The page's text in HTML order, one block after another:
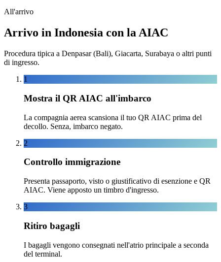
All'arrivo
Arrivo in Indonesia con la AIAC
Procedura tipica a Denpasar (Bali), Giacarta, Surabaya o altri punti
di ingresso.
1
Mostra il QR AIAC all'imbarco
La compagnia aerea scansiona il tuo QR AIAC prima del
decollo. Senza, imbarco negato.
2
Controllo immigrazione
Presenta passaporto, visto o giustificativo di esenzione e QR
AIAC. Viene apposto un timbro d'ingresso.
3
Ritiro bagagli
I bagagli vengono consegnati nell'atrio principale a seconda
del terminal.